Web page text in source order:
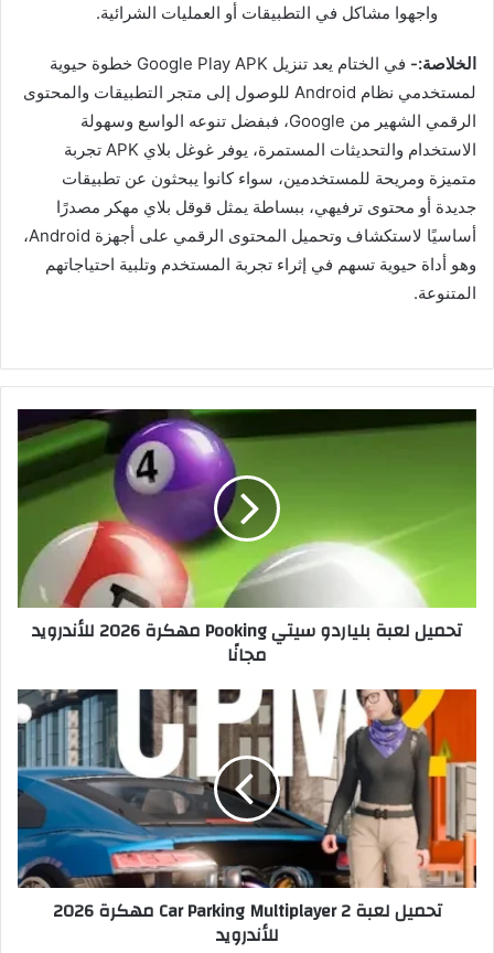
واجهوا مشاكل في التطبيقات أو العمليات الشرائية.
الخلاصة:-
في الختام يعد تنزيل Google Play APK خطوة حيوية
لمستخدمي نظام Android للوصول إلى متجر التطبيقات والمحتوى
الرقمي الشهير من Google، فبفضل تنوعه الواسع وسهولة
الاستخدام والتحديثات المستمرة، يوفر غوغل بلاي APK تجربة
متميزة ومريحة للمستخدمين، سواء كانوا يبحثون عن تطبيقات
جديدة أو محتوى ترفيهي، ببساطة يمثل قوقل بلاي مهكر مصدرًا
أساسيًا لاستكشاف وتحميل المحتوى الرقمي على أجهزة Android،
وهو أداة حيوية تسهم في إثراء تجربة المستخدم وتلبية احتياجاتهم
المتنوعة.
تحميل لعبة بلياردو سيتي Pooking مهكرة 2026 للأندرويد
مجانًا
تحميل لعبة Car Parking Multiplayer 2 مهكرة 2026
للأندرويد